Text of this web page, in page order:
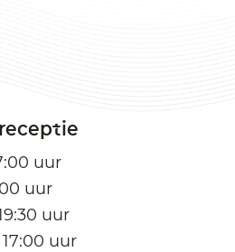
uur
uur
uur
uur